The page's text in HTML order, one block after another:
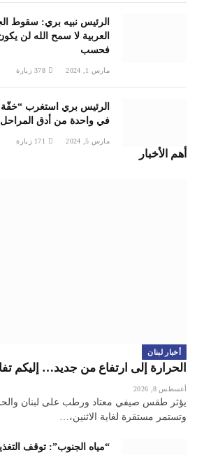
الرئيس نبيه بري: سقوط
العربية لا سمح الله لن
فحسب
مارس 1, 2024 378 زيارة
الرئيس بري استغرب
في واحدة من أدق المراحل
مارس 5, 2024 171 زيارة
أهم الأخبار
أخبار لبنان
الحرارة إلى ارتفاع من جديد… إليكم
أغسطس 8, 2026
يؤثر طقس صيفي معتاد ورطب على لبنان
وتستمر مستقرة لغاية الاثنين،…
“مياه الجنوب”: توقف